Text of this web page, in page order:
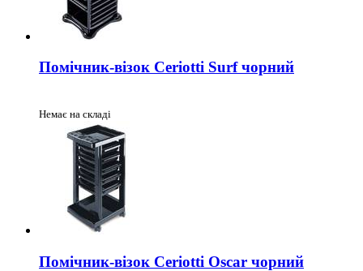
Помічник-візок Ceriotti Surf чорний
Немає на складі
Помічник-візок Ceriotti Oscar чорний